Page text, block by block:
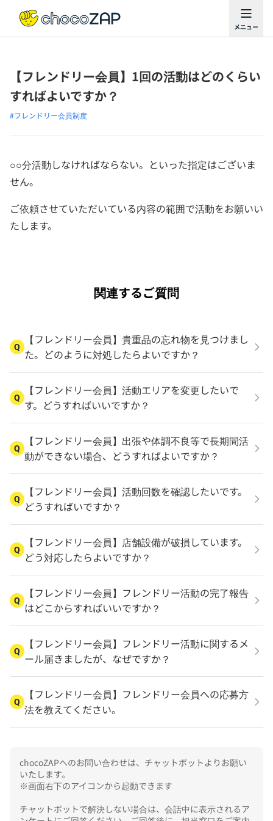
【フレンドリー会員】1回の活動はどのくらい
すればよいですか？
#フレンドリー会員制度
○○分活動しなければならない。といった指定はございま
せん。
ご依頼させていただいている内容の範囲で活動をお願いい
たします。
関連するご質問
Q
【フレンドリー会員】貴重品の忘れ物を見つけまし
た。どのように対処したらよいですか？
Q
【フレンドリー会員】活動エリアを変更したいで
す。どうすればいいですか？
Q
【フレンドリー会員】出張や体調不良等で長期間活
動ができない場合、どうすればよいですか？
Q
【フレンドリー会員】活動回数を確認したいです。
どうすればいですか？
Q
【フレンドリー会員】店舗設備が破損しています。
どう対応したらよいですか？
Q
【フレンドリー会員】フレンドリー活動の完了報告
はどこからすればいいですか？
Q
【フレンドリー会員】フレンドリー活動に関するメ
ール届きましたが、なぜですか？
Q
【フレンドリー会員】フレンドリー会員への応募方
法を教えてください。
chocoZAPへのお問い合わせは、チャットボットよりお願い
いたします。
※画面右下のアイコンから起動できます
チャットボットで解決しない場合は、会話中に表示されるア